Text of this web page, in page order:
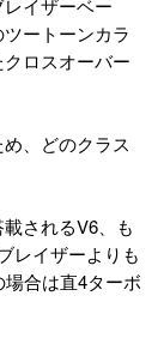
イザーベー
ートーンカラ
ロスオーバー
、どのクラス
されるV6、も
レイザーよりも
合は直4ターボ